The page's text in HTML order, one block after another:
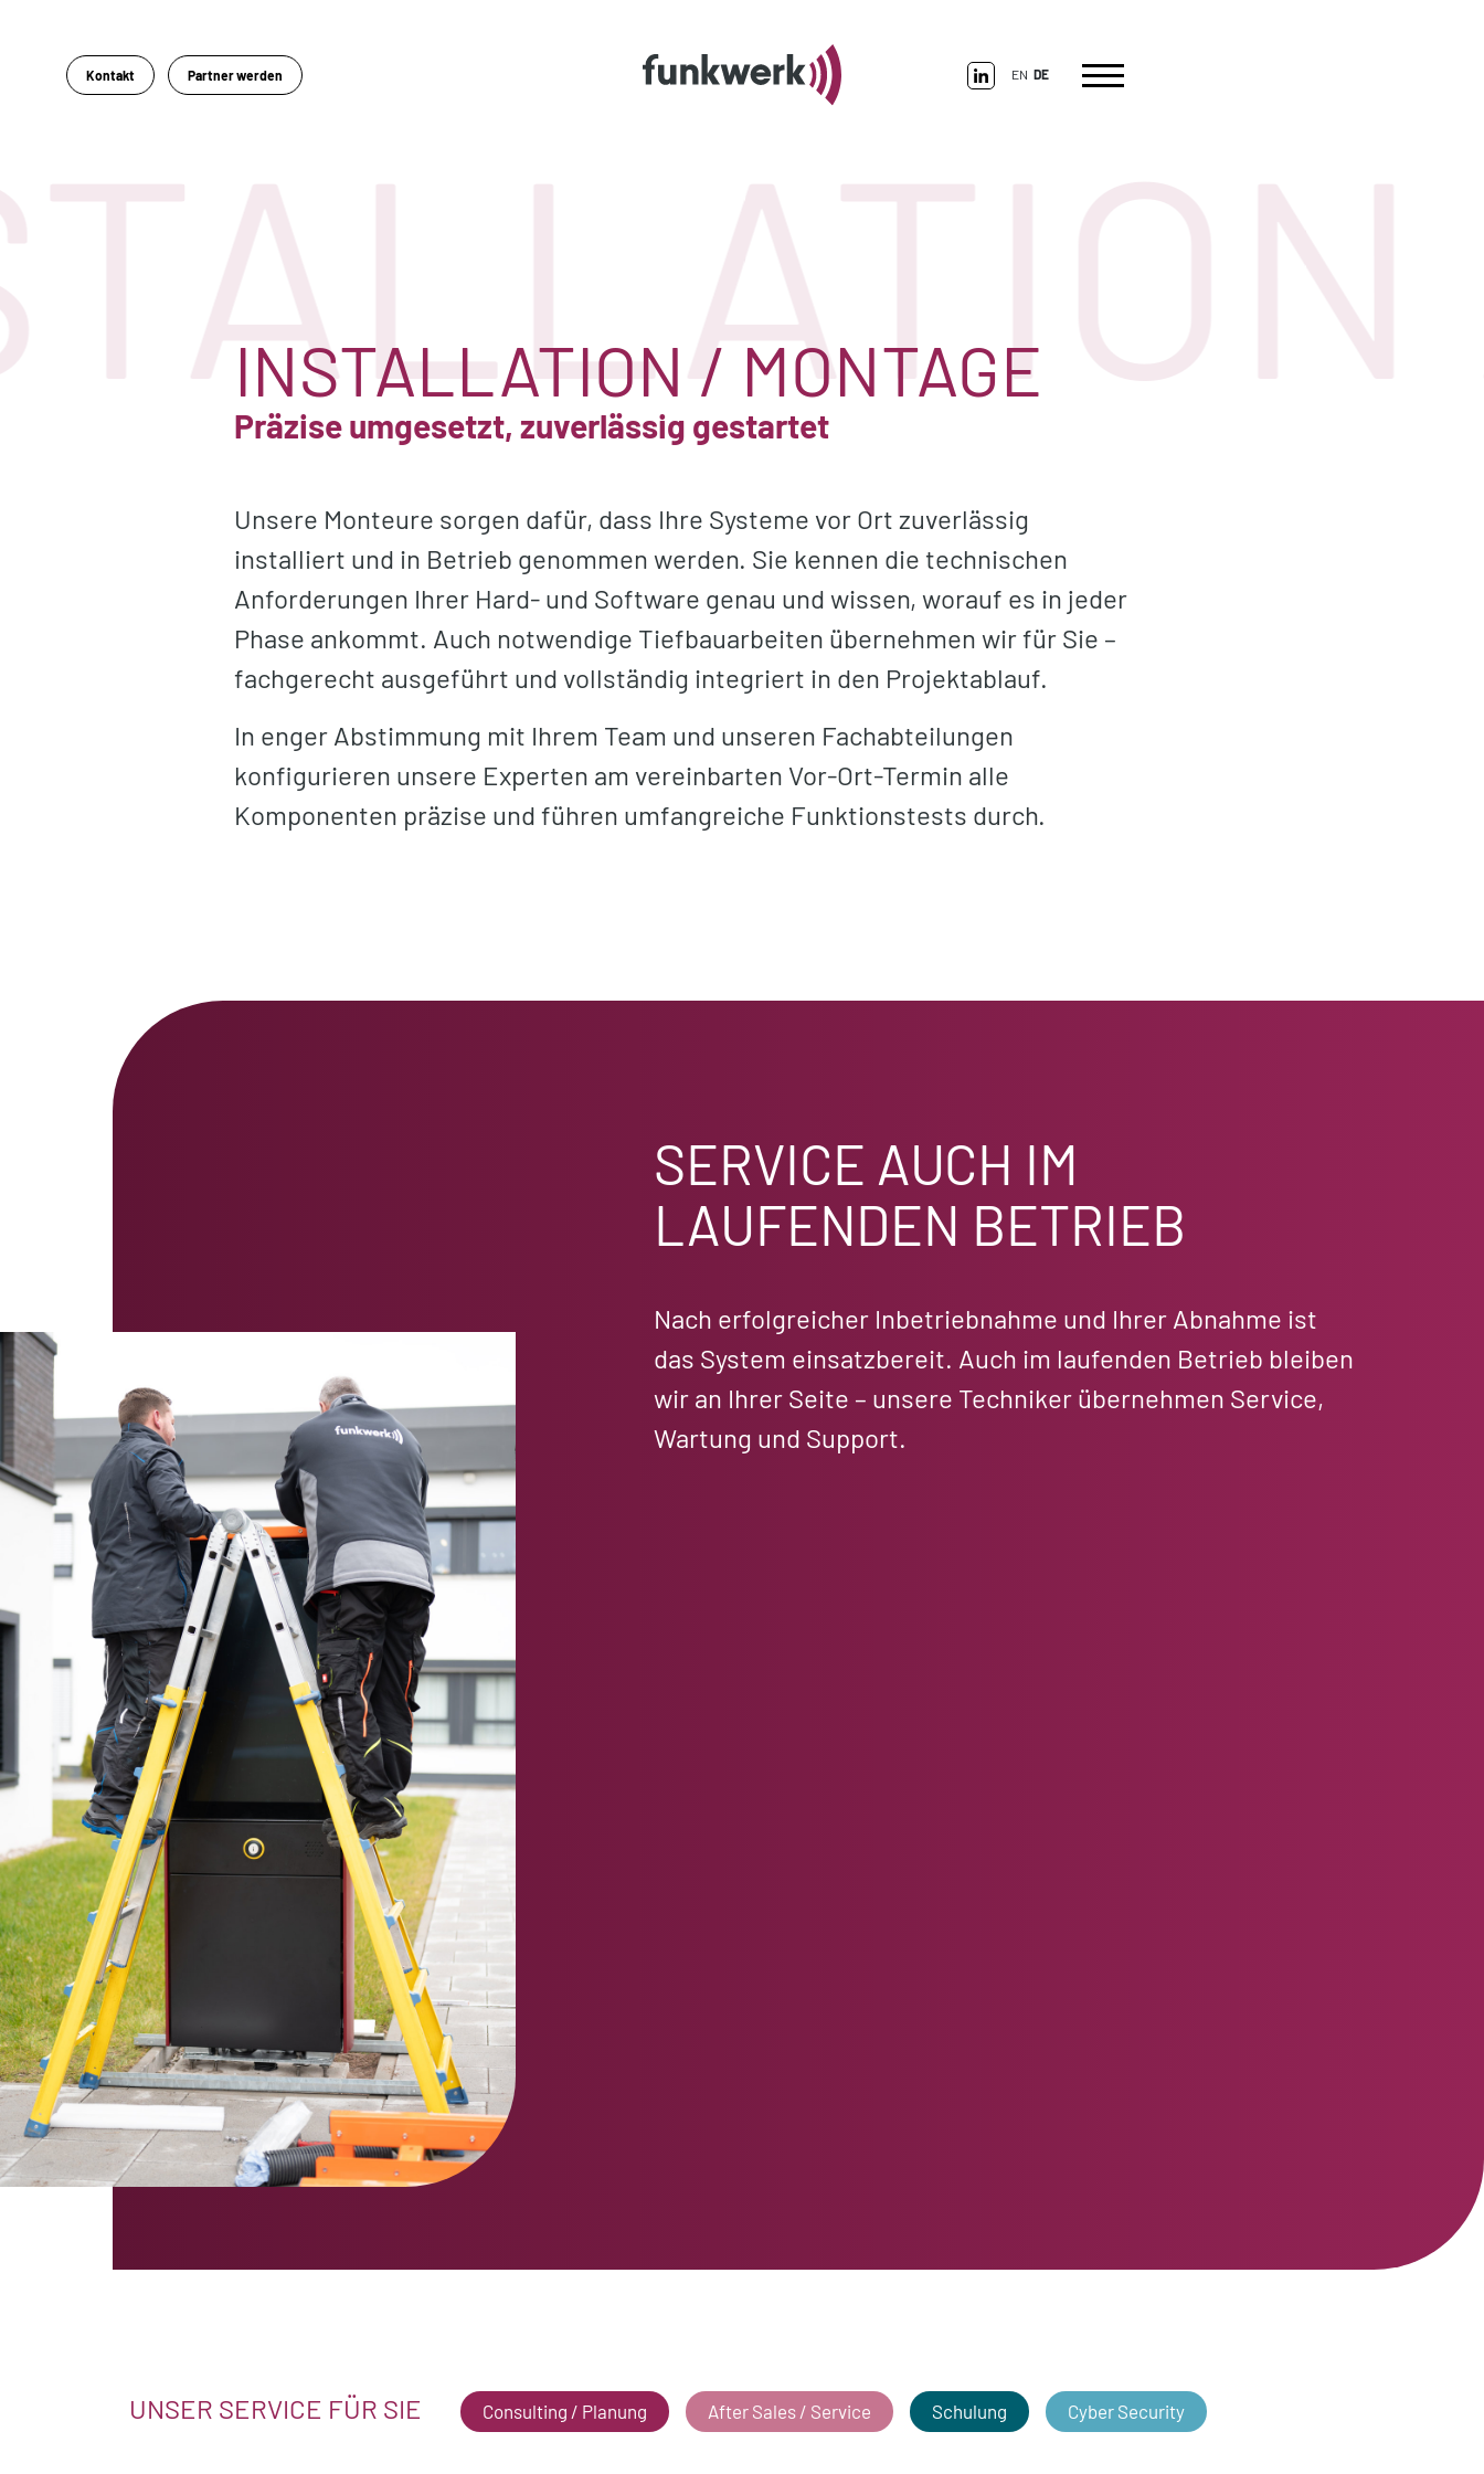
Kontakt Partner werden EN DE
INSTALLATION / MONTAGE
Präzise umgesetzt, zuverlässig gestartet
Unsere Monteure sorgen dafür, dass Ihre Systeme vor Ort zuverlässig
installiert und in Betrieb genommen werden. Sie kennen die technischen
Anforderungen Ihrer Hard- und Software genau und wissen, worauf es in jeder
Phase ankommt. Auch notwendige Tiefbauarbeiten übernehmen wir für Sie –
fachgerecht ausgeführt und vollständig integriert in den Projektablauf.
In enger Abstimmung mit Ihrem Team und unseren Fachabteilungen
konfigurieren unsere Experten am vereinbarten Vor-Ort-Termin alle
Komponenten präzise und führen umfangreiche Funktionstests durch.
SERVICE AUCH IM
LAUFENDEN BETRIEB
Nach erfolgreicher Inbetriebnahme und Ihrer Abnahme ist
das System einsatzbereit. Auch im laufenden Betrieb bleiben
wir an Ihrer Seite – unsere Techniker übernehmen Service,
Wartung und Support.
UNSER SERVICE FÜR SIE Consulting / Planung After Sales / Service Schulung Cyber Security